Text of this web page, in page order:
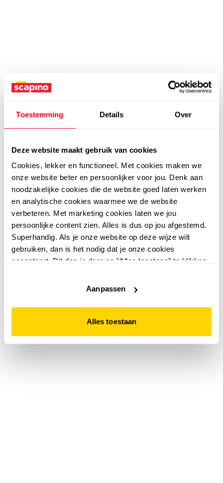
Toestemming Details Over
Deze website maakt gebruik van cookies
Cookies, lekker en functioneel. Met cookies maken we
onze website beter en persoonlijker voor jou. Denk aan
noodzakelijke cookies die de website goed laten werken
en analytische cookies waarmee we de website
verbeteren. Met marketing cookies laten we jou
persoonlijke content zien. Alles is dus op jou afgestemd.
Superhandig. Als je onze website op deze wijze wilt
gebruiken, dan is het nodig dat je onze cookies
accepteert. Dit doe je door op "Alles toestaan" te klikken.
website niet optimaal functioneert.
Aanpassen
Alles toestaan